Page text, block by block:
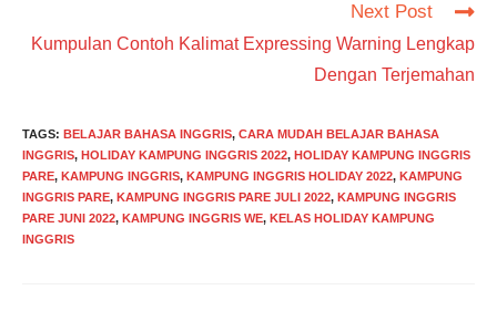
Next Post
Kumpulan Contoh Kalimat Expressing Warning Lengkap
Dengan Terjemahan
TAGS: BELAJAR BAHASA INGGRIS, CARA MUDAH BELAJAR BAHASA
INGGRIS, HOLIDAY KAMPUNG INGGRIS 2022, HOLIDAY KAMPUNG INGGRIS
PARE, KAMPUNG INGGRIS, KAMPUNG INGGRIS HOLIDAY 2022, KAMPUNG
INGGRIS PARE, KAMPUNG INGGRIS PARE JULI 2022, KAMPUNG INGGRIS
PARE JUNI 2022, KAMPUNG INGGRIS WE, KELAS HOLIDAY KAMPUNG
INGGRIS